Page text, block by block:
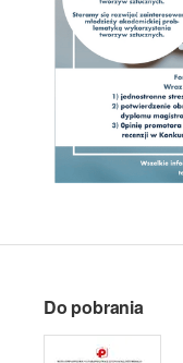
Do pobrania